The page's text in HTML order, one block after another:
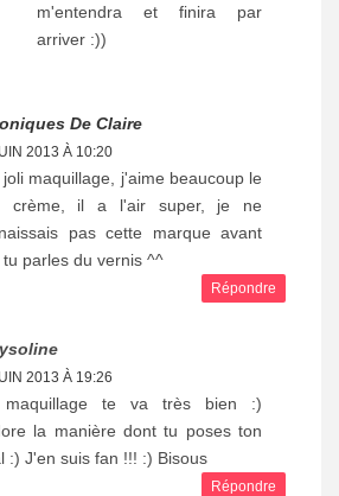
m'entendra et finira par
arriver :))
De Claire
2013 À 10:20
maquillage, j'aime beaucoup le
crème, il a l'air super, je ne
pas cette marque avant
tu parles du vernis ^^
Répondre
2013 À 19:26
te va très bien :)
la manière dont tu poses ton
:) J'en suis fan !!! :) Bisous
Répondre